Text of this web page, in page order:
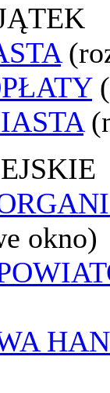
okno)